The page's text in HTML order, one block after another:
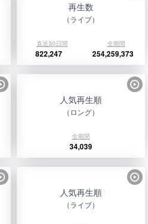
再生数
（ライブ）
直近30日間 全期間
822,247 254,259,373
人気再生順
（ロング）
全期間
34,039
人気再生順
（ライブ）